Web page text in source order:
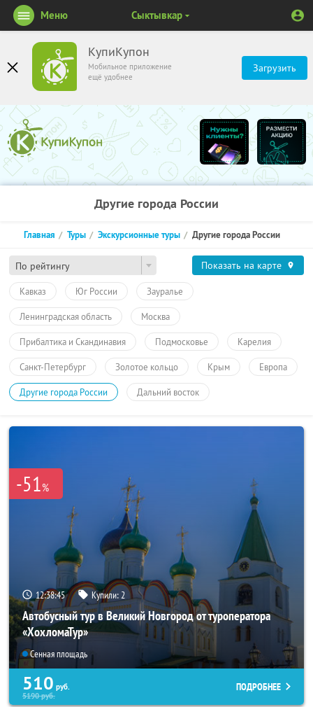
КупиКупон
Мобильное приложение
ещё удобнее
Загрузить
Меню Сыктывкар
Другие города России
По рейтингу
Главная Туры Экскурсионные туры Другие города России
Показать на карте
Кавказ Юг России Зауралье
Ленинградская область Москва
Прибалтика и Скандинавия Подмосковье Карелия
Санкт-Петербург Золотое кольцо Крым Европа
Другие города России Дальний восток
-51%
12:38:45 Купили: 2
Автобусный тур в Великий Новгород от туроператора
«ХохломаТур»
Сенная площадь
510 руб.
5190руб.
ПОДРОБНЕЕ